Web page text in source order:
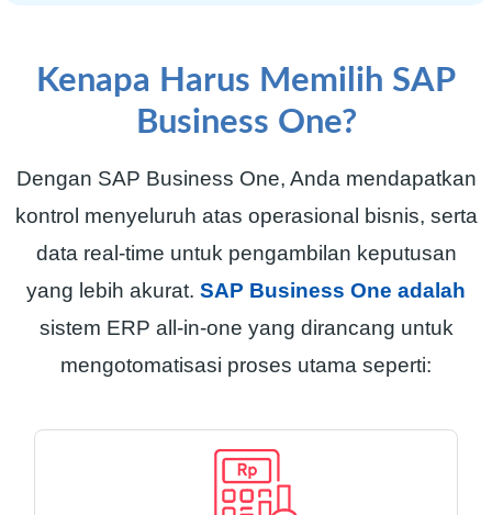
Kenapa Harus Memilih SAP
Business One?
Dengan SAP Business One, Anda mendapatkan
kontrol menyeluruh atas operasional bisnis, serta
data real-time untuk pengambilan keputusan
yang lebih akurat. SAP Business One adalah
sistem ERP all-in-one yang dirancang untuk
mengotomatisasi proses utama seperti: